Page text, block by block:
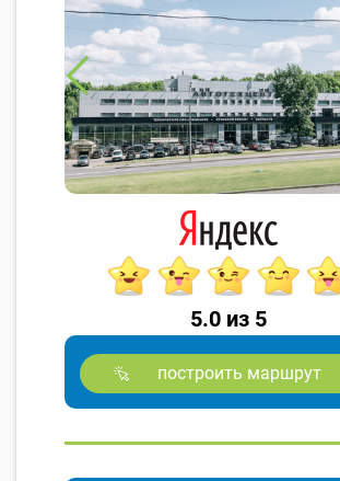
5.0 из 5
построить маршрут